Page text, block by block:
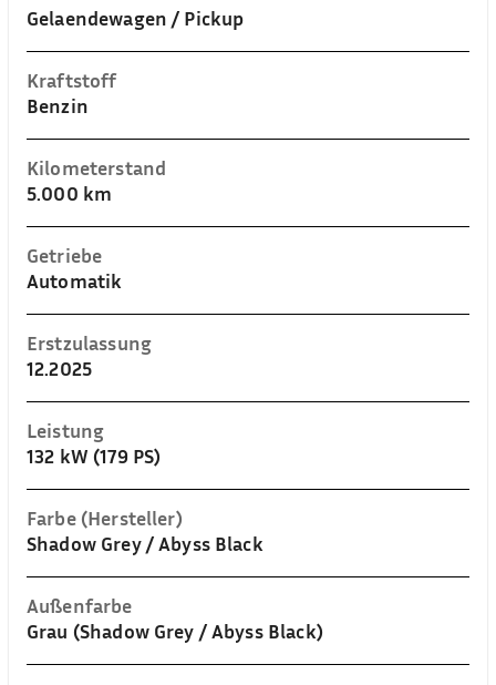
Gelaendewagen / Pickup
Kraftstoff
Benzin
Kilometerstand
5.000 km
Getriebe
Automatik
Erstzulassung
12.2025
Leistung
132 kW (179 PS)
Farbe (Hersteller)
Shadow Grey / Abyss Black
Außenfarbe
Grau (Shadow Grey / Abyss Black)